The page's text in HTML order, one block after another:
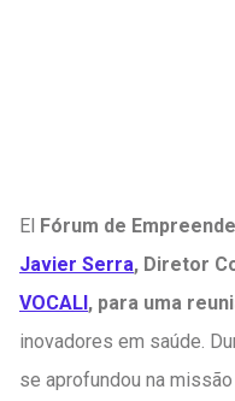
El Fórum de
Javier Serra, Diretor
VOCALI, para uma
inovadores em saúde.
se aprofundou na